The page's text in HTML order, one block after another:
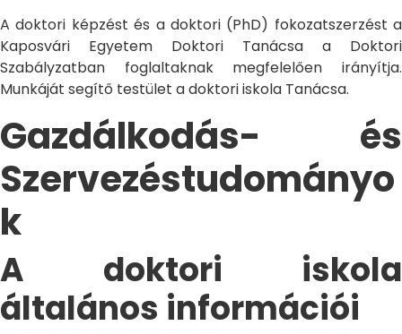
A doktori képzést és a doktori (PhD) fokozatszerzést a
Kaposvári Egyetem Doktori Tanácsa a Doktori
Szabályzatban foglaltaknak megfelelően irányítja.
Munkáját segítő testület a doktori iskola Tanácsa.
Gazdálkodás- és
Szervezéstudományo
k
A doktori iskola
általános információi